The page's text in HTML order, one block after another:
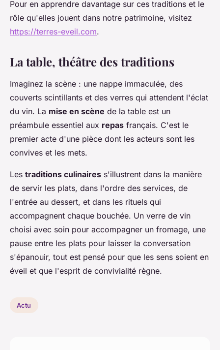
Pour en apprendre davantage sur ces traditions et le
rôle qu'elles jouent dans notre patrimoine, visitez
https://terres-eveil.com.
La table, théâtre des traditions
Imaginez la scène : une nappe immaculée, des
couverts scintillants et des verres qui attendent l'éclat
du vin. La mise en scène de la table est un
préambule essentiel aux repas français. C'est le
premier acte d'une pièce dont les acteurs sont les
convives et les mets.
Les traditions culinaires s'illustrent dans la manière
de servir les plats, dans l'ordre des services, de
l'entrée au dessert, et dans les rituels qui
accompagnent chaque bouchée. Un verre de vin
choisi avec soin pour accompagner un fromage, une
pause entre les plats pour laisser la conversation
s'épanouir, tout est pensé pour que les sens soient en
éveil et que l'esprit de convivialité règne.
Actu